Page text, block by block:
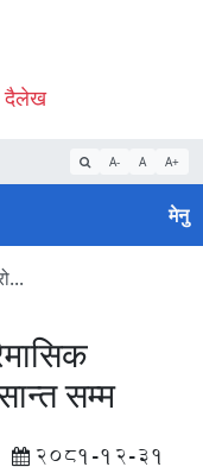
दैलेख
A- A A+
मेनु
सम्म
2081-12-31